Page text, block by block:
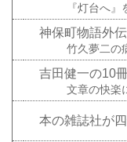
『灯台へ
神保町物語外伝
竹久夢二の
吉田健一の10
文章の快楽
本の雑誌社が